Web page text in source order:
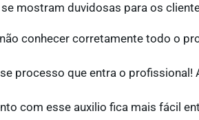
mostram duvidosas para os
conhecer corretamente todo o
processo que entra o
com esse auxilio fica mais fácil